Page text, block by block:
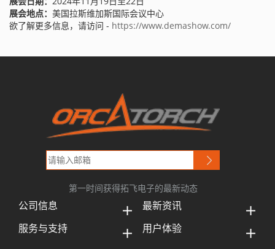
展会地点： 美国拉斯维加斯国际会议中心
欲了解更多信息，请访问 - https://www.demashow.com/
第一时间获得拓飞电子的最新动态
公司信息
最新资讯
服务与支持
用户体验